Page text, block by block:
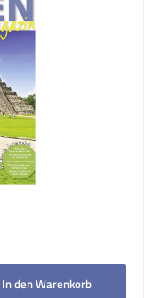
benutze die Schaltflächen um
In den Warenkorb